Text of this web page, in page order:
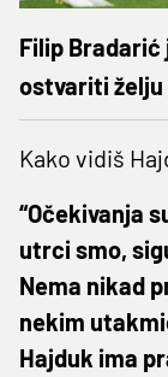
Filip Bradarić
ostvariti želju
Kako vidiš
“Očekivanja
utrci smo,
Nema nikad
nekim
Hajduk ima